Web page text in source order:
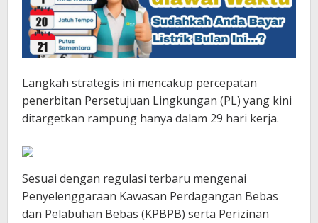
Langkah strategis ini mencakup percepatan
penerbitan Persetujuan Lingkungan (PL) yang kini
ditargetkan rampung hanya dalam 29 hari kerja.
Sesuai dengan regulasi terbaru mengenai
Penyelenggaraan Kawasan Perdagangan Bebas
dan Pelabuhan Bebas (KPBPB) serta Perizinan